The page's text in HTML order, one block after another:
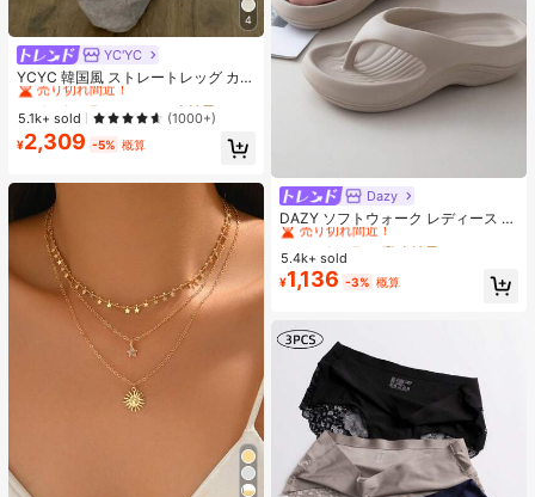
4
YC'YC
YCYC 韓国風 ストレートレッグ カジ
ュアル ルーズ 万能 スウェットパン
ツ レディース 秋
#1 ベストセラー
売り切れ間近！
#1 ベストセラー
売り切れ間近！
#1 ベストセラー
売り切れ間近！
#1 ベストセラー
5.1k+ sold (1000+)
¥2,309 -5% 概算
Dazy
DAZY ソフトウォーク レディース E
VA ミッドヒール プラットフォーム
ビーチサンダル - 超軽量、通気性、
快適、滑り止め、ソフトソール、ビ
ーチ、休暇、家庭の自由時間、日常
着用に最適な ミニマリストデザイン
リントなし
#1 ベストセラー
売り切れ間近！
#1 ベストセラー
売り切れ間近！
#1 ベストセラー
売り切れ間近！
#1 ベストセラー
5.4k+ sold
¥1,136 -3% 概算